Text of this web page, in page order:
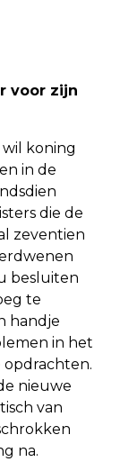
voor zijn
wil koning
in de
die de
zeventien
besluiten
te
handje
in het
opdrachten.
nieuwe
van
na.